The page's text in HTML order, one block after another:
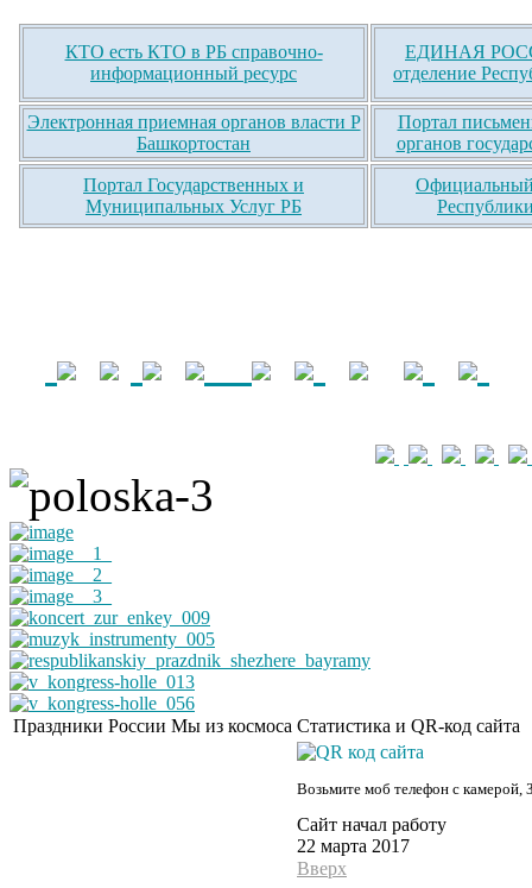
КТО есть КТО в РБ справочно-
информационный ресурс
ЕДИНАЯ
отделение
Электронная приемная органов власти Р
Башкортостан
Портал
органов
Портал Государственных и
Муниципальных Услуг РБ
Официальный
Праздники России Мы из космоса Статистика и QR-код сайта
Возьмите моб телефон с камерой,
Сайт начал работу
22 марта 2017
Вверх